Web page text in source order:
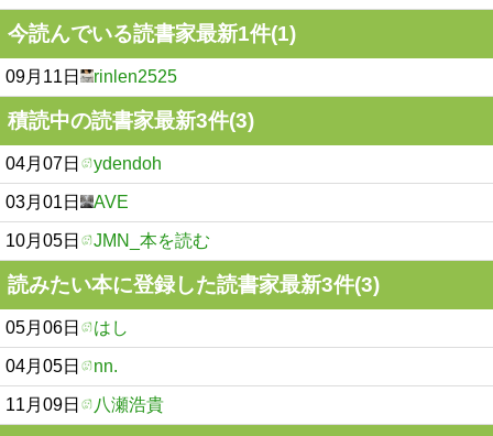
今読んでいる読書家最新1件(1)
09月11日 rinlen2525
積読中の読書家最新3件(3)
04月07日 ydendoh
03月01日 AVE
10月05日 JMN_本を読む
読みたい本に登録した読書家最新3件(3)
05月06日 はし
04月05日 nn.
11月09日 八瀬浩貴